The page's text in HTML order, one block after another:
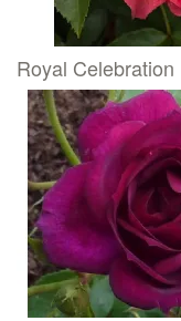
Royal Celebration